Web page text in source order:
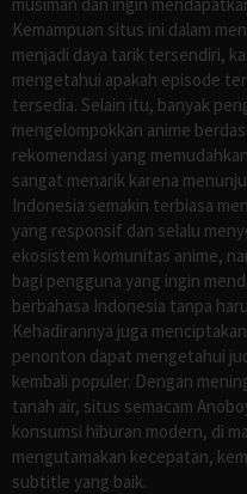
Kemampuan situs ini dalam
menjadi daya tarik tersendiri,
mengetahui apakah episode
tersedia. Selain itu, banyak
mengelompokkan anime
rekomendasi yang
sangat menarik karena
Indonesia semakin terbiasa
yang responsif dan selalu
ekosistem komunitas anime,
bagi pengguna yang ingin
berbahasa Indonesia tanpa
Kehadirannya juga
penonton dapat mengetahui
kembali populer. Dengan
tanah air, situs semacam
konsumsi hiburan modern, di
mengutamakan kecepatan,
subtitle yang baik.